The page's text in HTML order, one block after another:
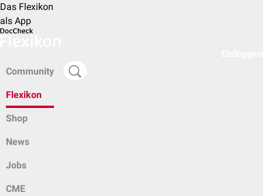
Das Flexikon
als App
Community
Flexikon
Shop
News
Jobs
CME